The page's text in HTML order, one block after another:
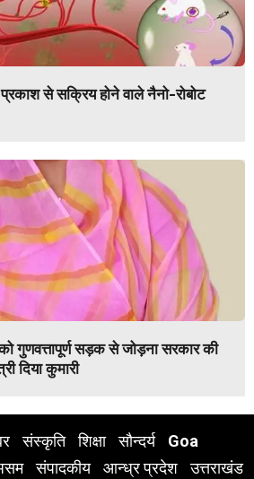
से सक्रिय होने वाले नैनो-रोबोट
गुणवत्तापूर्ण सड़क से जोड़ना सरकार की
दिया कुमारी
संस्कृति शिक्षा सौन्दर्य
Goa
संपादकीय आन्ध्र प्रदेश
उत्तराखंड